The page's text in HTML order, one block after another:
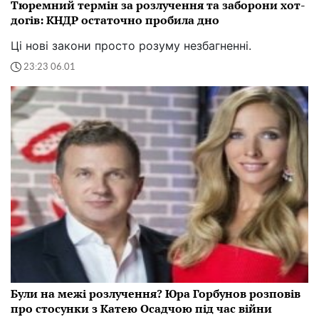
Тюремний термін за розлучення та заборони хот-
догів: КНДР остаточно пробила дно
Ці нові закони просто розуму незбагненні.
23:23 06.01
Були на межі розлучення? Юра Горбунов розповів
про стосунки з Катею Осадчою під час війни